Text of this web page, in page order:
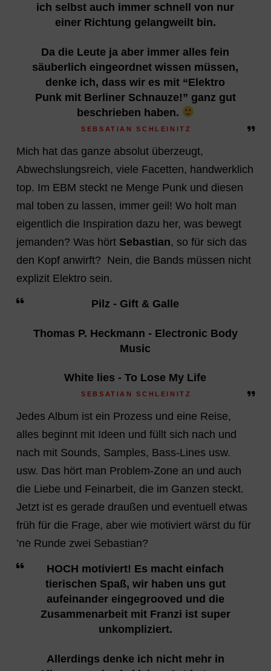
ich selbst auch immer schnell von nur
einer Richtung gelangweilt bin.
Da die Leute ja aber immer alles fein
säuberlich eingeordnet wissen müssen,
denke ich, dass wir es mit “Elektro
Punk mit Berliner Schnauze!” ganz gut
beschrieben haben.
SEBSATIAN SCHLEINITZ
Mich hat das ganze absolut überzeugt,
Abwechslungsreich, viele Facetten, handwerklich
top. Im EBM steckt ne Menge Punk und diesen
mal toben zu lassen, immer geil! Wo holt man
eigentlich die Inspiration dazu her, was bewegt
jemanden? Was hört Sebastian, so für sich das
den Kopf anwirft? Nein, die Bands müssen nicht
explizit Elektro sein.
Pilz - Gift & Galle
Thomas P. Heckmann - Electronic Body
Music
White lies - To Lose My Life
SEBSATIAN SCHLEINITZ
Jedes Album ist ein Prozess und eine Reise,
alles beginnt mit Ideen und füllt sich nach und
nach mit Sounds, Samples, Bass-Lines usw.
usw. Das hört man Problem-Zone an und auch
die Liebe und Feinarbeit, die im Ganzen steckt.
Jetzt ist es gerade draußen und eventuell etwas
früh für die Frage, aber wie motiviert wärst du für
’ne Runde zwei Sebastian?
HOCH motiviert! Es macht einfach
tierischen Spaß, wir haben uns gut
aufeinander eingegrooved und die
Zusammenarbeit mit Franzi ist super
unkompliziert.
Allerdings denke ich nicht mehr in